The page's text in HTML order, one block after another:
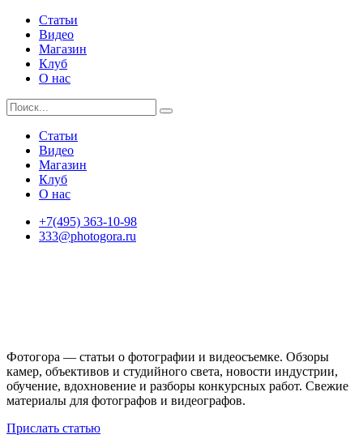
Статьи
Видео
Магазин
Клуб
О нас
Статьи
Видео
Магазин
Клуб
О нас
+7(495) 363-10-98
333@photogora.ru
Фотогора — статьи о фотографии и видеосъемке. Обзоры
камер, объективов и студийного света, новости индустрии,
обучение, вдохновение и разборы конкурсных работ. Свежие
материалы для фотографов и видеографов.
Прислать статью